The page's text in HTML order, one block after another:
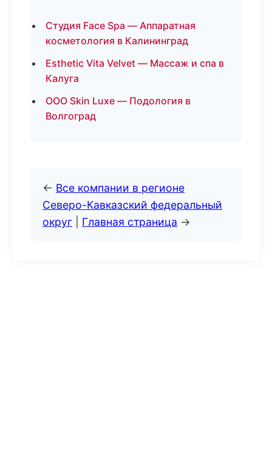
Студия Face Spa — Аппаратная
косметология в Калининград
Esthetic Vita Velvet — Массаж и спа в
Калуга
ООО Skin Luxe — Подология в
Волгоград
← Все компании в регионе
Северо-Кавказский федеральный
округ
Главная страница →